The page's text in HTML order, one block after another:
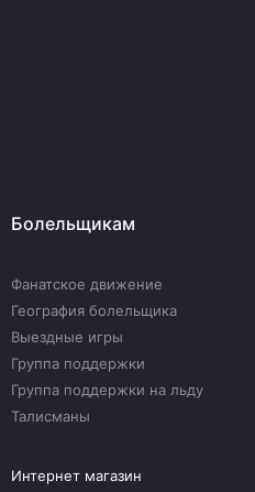
Болельщикам
Фанатское движение
География болельщика
Выездные игры
Группа поддержки
Группа поддержки на льду
Талисманы
Интернет магазин